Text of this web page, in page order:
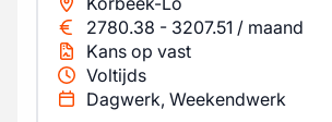
2780.38 - 3207.51 / maand
Kans op vast
Voltijds
Dagwerk, Weekendwerk